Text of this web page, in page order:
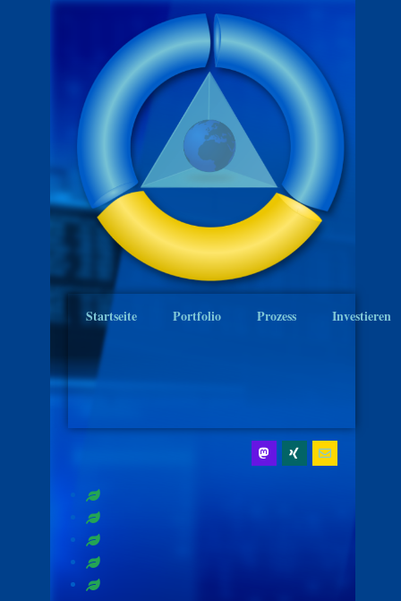
Startseite Portfolio Prozess Investieren